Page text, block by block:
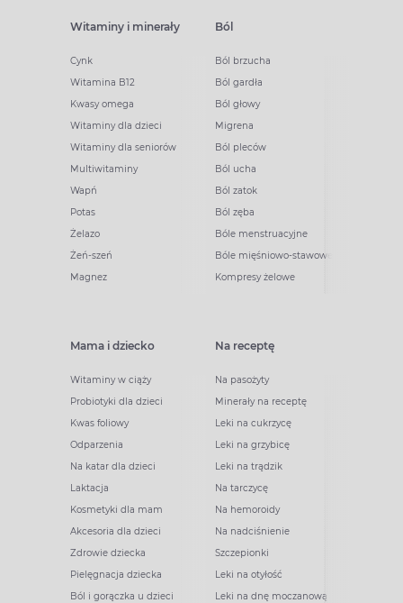
Witaminy i minerały
Cynk
Witamina B12
Kwasy omega
Witaminy dla dzieci
Witaminy dla seniorów
Multiwitaminy
Wapń
Potas
Żelazo
Żeń-szeń
Magnez
Ból
Ból brzucha
Ból gardła
Ból głowy
Migrena
Ból pleców
Ból ucha
Ból zatok
Ból zęba
Bóle menstruacyjne
Bóle mięśniowo-stawowe
Kompresy żelowe
Mama i dziecko
Witaminy w ciąży
Probiotyki dla dzieci
Kwas foliowy
Odparzenia
Na katar dla dzieci
Laktacja
Kosmetyki dla mam
Akcesoria dla dzieci
Zdrowie dziecka
Pielęgnacja dziecka
Ból i gorączka u dzieci
Na receptę
Na pasożyty
Minerały na receptę
Leki na cukrzycę
Leki na grzybicę
Leki na trądzik
Na tarczycę
Na hemoroidy
Na nadciśnienie
Szczepionki
Leki na otyłość
Leki na dnę moczanową